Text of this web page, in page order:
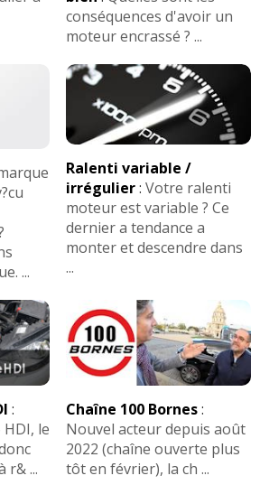
HDi 110 ch 250000km 2004 break
HDi 110 ch 133000 phase 1 2004 2l
(1
HDi 110 ch 180000km 2001 sx 2001
HDi 110 ch 198000,2003, pack
(
HDi 110 ch 173000(0 )
HDi 110 ch 121000(0 )
HDi 110 ch break,bvm,201859km
conséquences d'avoir un
moteur encrassé ? ...
...
Ralenti variable /
irrégulier: Votre ralenti
moteur est variable ? Ce
dernier a tendance a
monter et descendre dans
...
:
le
r& ...
Chaîne 100 Bornes:
Nouvel acteur depuis août
2022 (chaîne ouverte plus
tôt en février), la ch ...